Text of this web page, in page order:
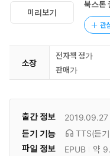
미리보기
북스톤
관
소장
전자책 정가
판매가
출간 정보 2019.09.27
듣기 기능
TTS(듣
파일 정보
EPUB 약